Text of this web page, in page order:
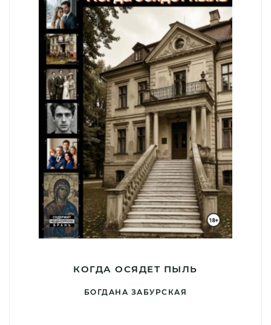
КОГДА ОСЯДЕТ ПЫЛЬ
БОГДАНА ЗАБУРСКАЯ